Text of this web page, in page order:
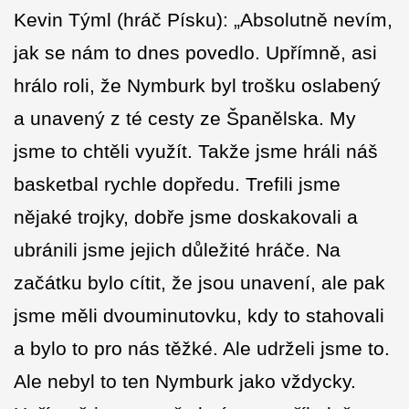
Kevin Týml (hráč Písku): „Absolutně nevím,
jak se nám to dnes povedlo. Upřímně, asi
hrálo roli, že Nymburk byl trošku oslabený
a unavený z té cesty ze Španělska. My
jsme to chtěli využít. Takže jsme hráli náš
basketbal rychle dopředu. Trefili jsme
nějaké trojky, dobře jsme doskakovali a
ubránili jsme jejich důležité hráče. Na
začátku bylo cítit, že jsou unavení, ale pak
jsme měli dvouminutovku, kdy to stahovali
a bylo to pro nás těžké. Ale udrželi jsme to.
Ale nebyl to ten Nymburk jako vždycky.